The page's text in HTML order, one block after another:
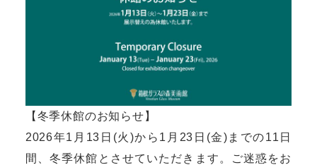
【冬季休館のお知らせ】
2026年1月13日(火)から1月23日(金)までの11日
間、冬季休館とさせていただきます。ご迷惑をお